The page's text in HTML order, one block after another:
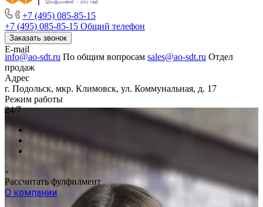
+7 (495) 085-85-15
+7 (495) 085-85-15 Общий телефон
Заказать звонок
E-mail
info@ao-sdt.ru По общим вопросам sales@ao-sdt.ru Отдел
продаж
Адрес
г. Подольск, мкр. Климовск, ул. Коммунальная, д. 17
Режим работы
24/7
Рассчитать фулфилмент
О компании